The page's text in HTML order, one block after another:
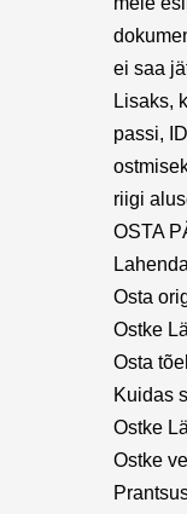
ei saa
Lisaks,
passi,
riigi
OSTA
Osta
Ostke
Osta
Kuidas
Ostke
Ostke